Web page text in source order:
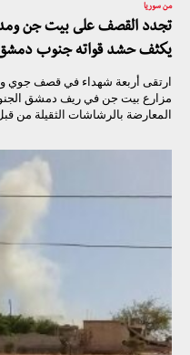
من سوريا
تجدد القصف على بيت جن ومدن
يكثف حشد قواته جنوب
ارتقى أربعة شهداء في قصف جوي
مزارع بيت جن في ريف دمشق
المعارضة بالرشاشات الثقيلة من